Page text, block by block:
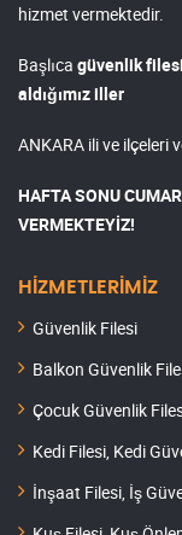
hizmet vermektedir.
Başlıca güvenlik filesi
aldığımız iller
ANKARA ili ve ilçeleri
HAFTA SONU
VERMEKTEYİZ!
HİZMETLERİMİZ
Güvenlik Filesi
Balkon Güvenlik
Çocuk Güvenlik
Kedi Filesi, Kedi
İnşaat Filesi, İş